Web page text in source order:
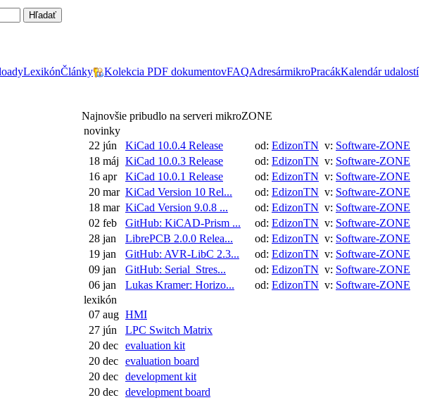
LexikónČlánky Kolekcia PDF dokumentovFAQAdresármikroPracákKalendár udalostí
Najnovšie pribudlo na serveri mikroZONE
novinky
22 jún
KiCad 10.0.4 Release od: EdizonTN v: Software-ZONE
18 máj KiCad 10.0.3 Release od: EdizonTN v: Software-ZONE
16 apr
KiCad 10.0.1 Release od: EdizonTN v: Software-ZONE
20 mar KiCad Version 10 Rel... od: EdizonTN v: Software-ZONE
18 mar KiCad Version 9.0.8 ... od: EdizonTN v: Software-ZONE
02 feb
GitHub: KiCAD-Prism ... od: EdizonTN v: Software-ZONE
28 jan
LibrePCB 2.0.0 Relea... od: EdizonTN v: Software-ZONE
19 jan
GitHub: AVR-LibC 2.3... od: EdizonTN v: Software-ZONE
09 jan
GitHub: Serial_Stres... od: EdizonTN v: Software-ZONE
06 jan
Lukas Kramer: Horizo... od: EdizonTN v: Software-ZONE
lexikón
07 aug HMI
27 jún
LPC Switch Matrix
20 dec evaluation kit
20 dec evaluation board
20 dec development kit
20 dec development board